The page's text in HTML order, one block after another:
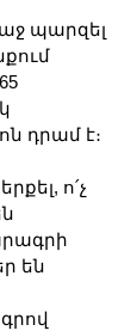
պարզել
դրամ է։
ո՛չ
են